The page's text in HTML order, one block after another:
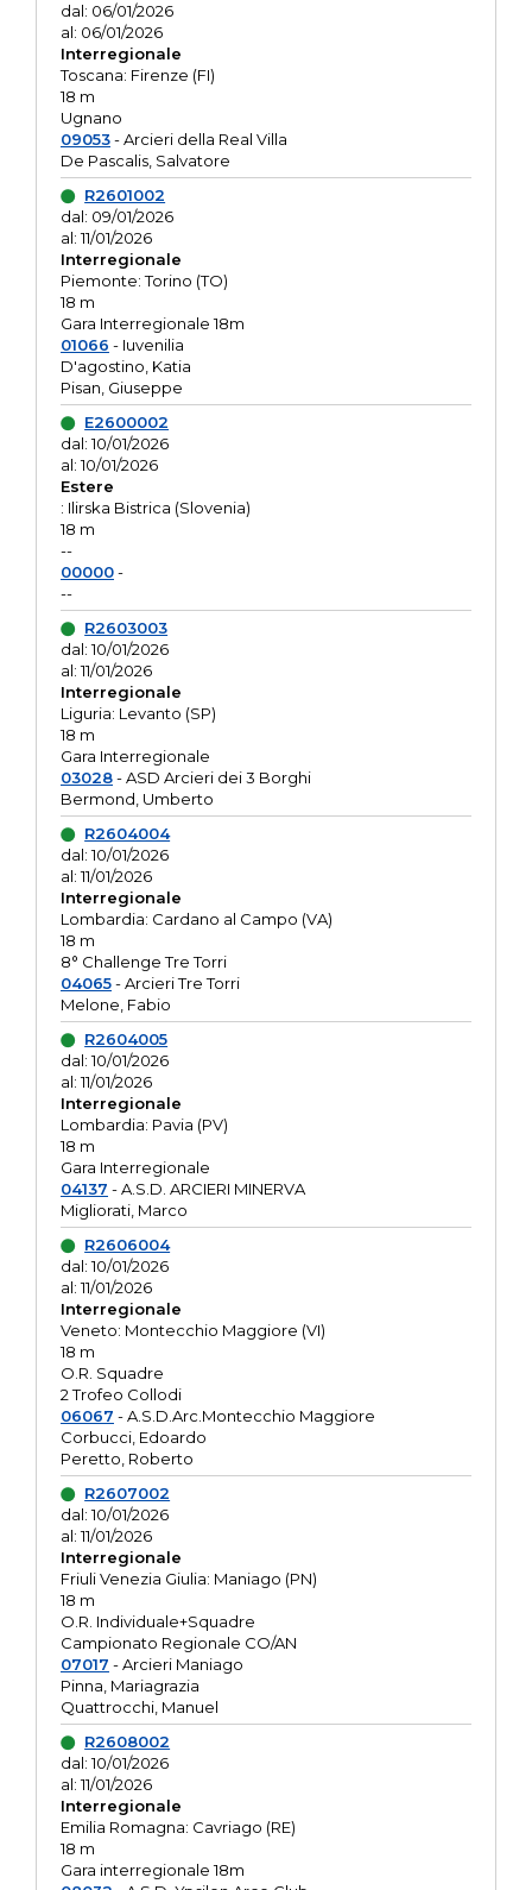
dal: 06/01/2026
al: 06/01/2026
Interregionale
Toscana: Firenze (FI)
18 m
Ugnano
09053- Arcieri della Real Villa
De Pascalis, Salvatore
R2601002
dal: 09/01/2026
al: 11/01/2026
Interregionale
Piemonte: Torino (TO)
18 m
Gara Interregionale 18m
01066 - Iuvenilia
D'agostino, Katia
Pisan, Giuseppe
E2600002
dal: 10/01/2026
al: 10/01/2026
Estere
: Ilirska Bistrica (Slovenia)
18 m
--
00000-
--
R2603003
dal: 10/01/2026
al: 11/01/2026
Interregionale
Liguria: Levanto (SP)
18 m
Gara Interregionale
03028- ASD Arcieri dei 3 Borghi
Bermond, Umberto
R2604004
dal: 10/01/2026
al: 11/01/2026
Interregionale
Lombardia: Cardano al Campo (VA)
18 m
8° Challenge Tre Torri
04065- Arcieri Tre Torri
Melone, Fabio
R2604005
dal: 10/01/2026
al: 11/01/2026
Interregionale
Lombardia: Pavia (PV)
18 m
Gara Interregionale
04137 - A.S.D. ARCIERI MINERVA
Migliorati, Marco
R2606004
dal: 10/01/2026
al: 11/01/2026
Interregionale
Veneto: Montecchio Maggiore (VI)
18 m
O.R. Squadre
2 Trofeo Collodi
06067 - A.S.D.Arc.Montecchio Maggiore
Corbucci, Edoardo
Peretto, Roberto
R2607002
dal: 10/01/2026
al: 11/01/2026
Interregionale
Friuli Venezia Giulia: Maniago (PN)
18 m
O.R. Individuale+Squadre
Campionato Regionale CO/AN
07017 - Arcieri Maniago
Pinna, Mariagrazia
Quattrocchi, Manuel
R2608002
dal: 10/01/2026
al: 11/01/2026
Interregionale
Emilia Romagna: Cavriago (RE)
18 m
Gara interregionale 18m